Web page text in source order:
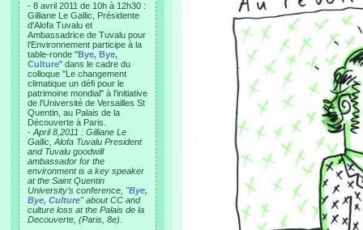
- 8 avril 2011 de 10h à 12h30 :
Gilliane Le Gallic, Présidente
d'Alofa Tuvalu et
Ambassadrice de Tuvalu pour
l'Environnement participe à la
table-ronde "Bye, Bye,
Culture" dans le cadre du
colloque "Le changement
climatique un défi pour le
patrimoine mondial" à l'initiative
de l'Université de Versailles St
Quentin, au Palais de la
Découverte à Paris.
- April 8,2011 : Gilliane Le
Gallic, Alofa Tuvalu President
and Tuvalu goodwill
ambassador for the
environment is a key speaker
at the Saint Quentin
University’s conference, "Bye,
Bye, Culture" about CC and
culture loss at the Palais de la
Decouverte, (Paris, 8e).